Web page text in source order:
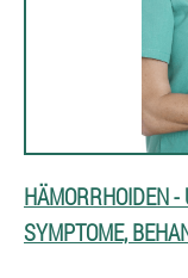
HÄMORRHOIDEN -
SYMPTOME,